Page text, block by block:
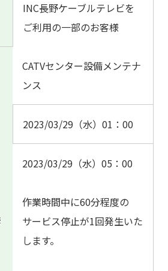
INC長野ケーブルテレビを
ご利用の一部のお客様
CATVセンター設備メンテナ
ンス
2023/03/29（水）01：00
2023/03/29（水）05：00
作業時間中に60分程度の
サービス停止が1回発生いた
します。